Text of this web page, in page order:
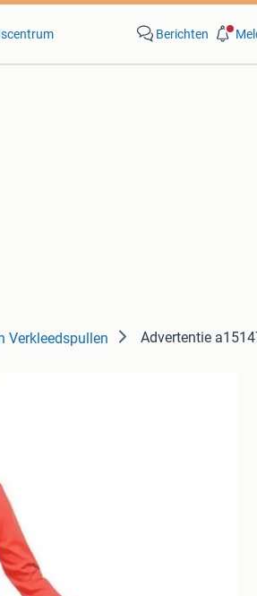
Berichten
Verkleedspullen Advertentie